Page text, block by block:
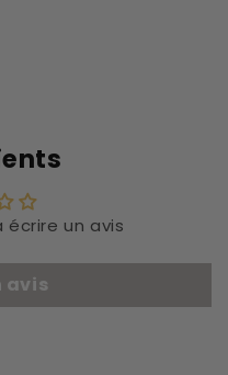
écrire un avis
avis